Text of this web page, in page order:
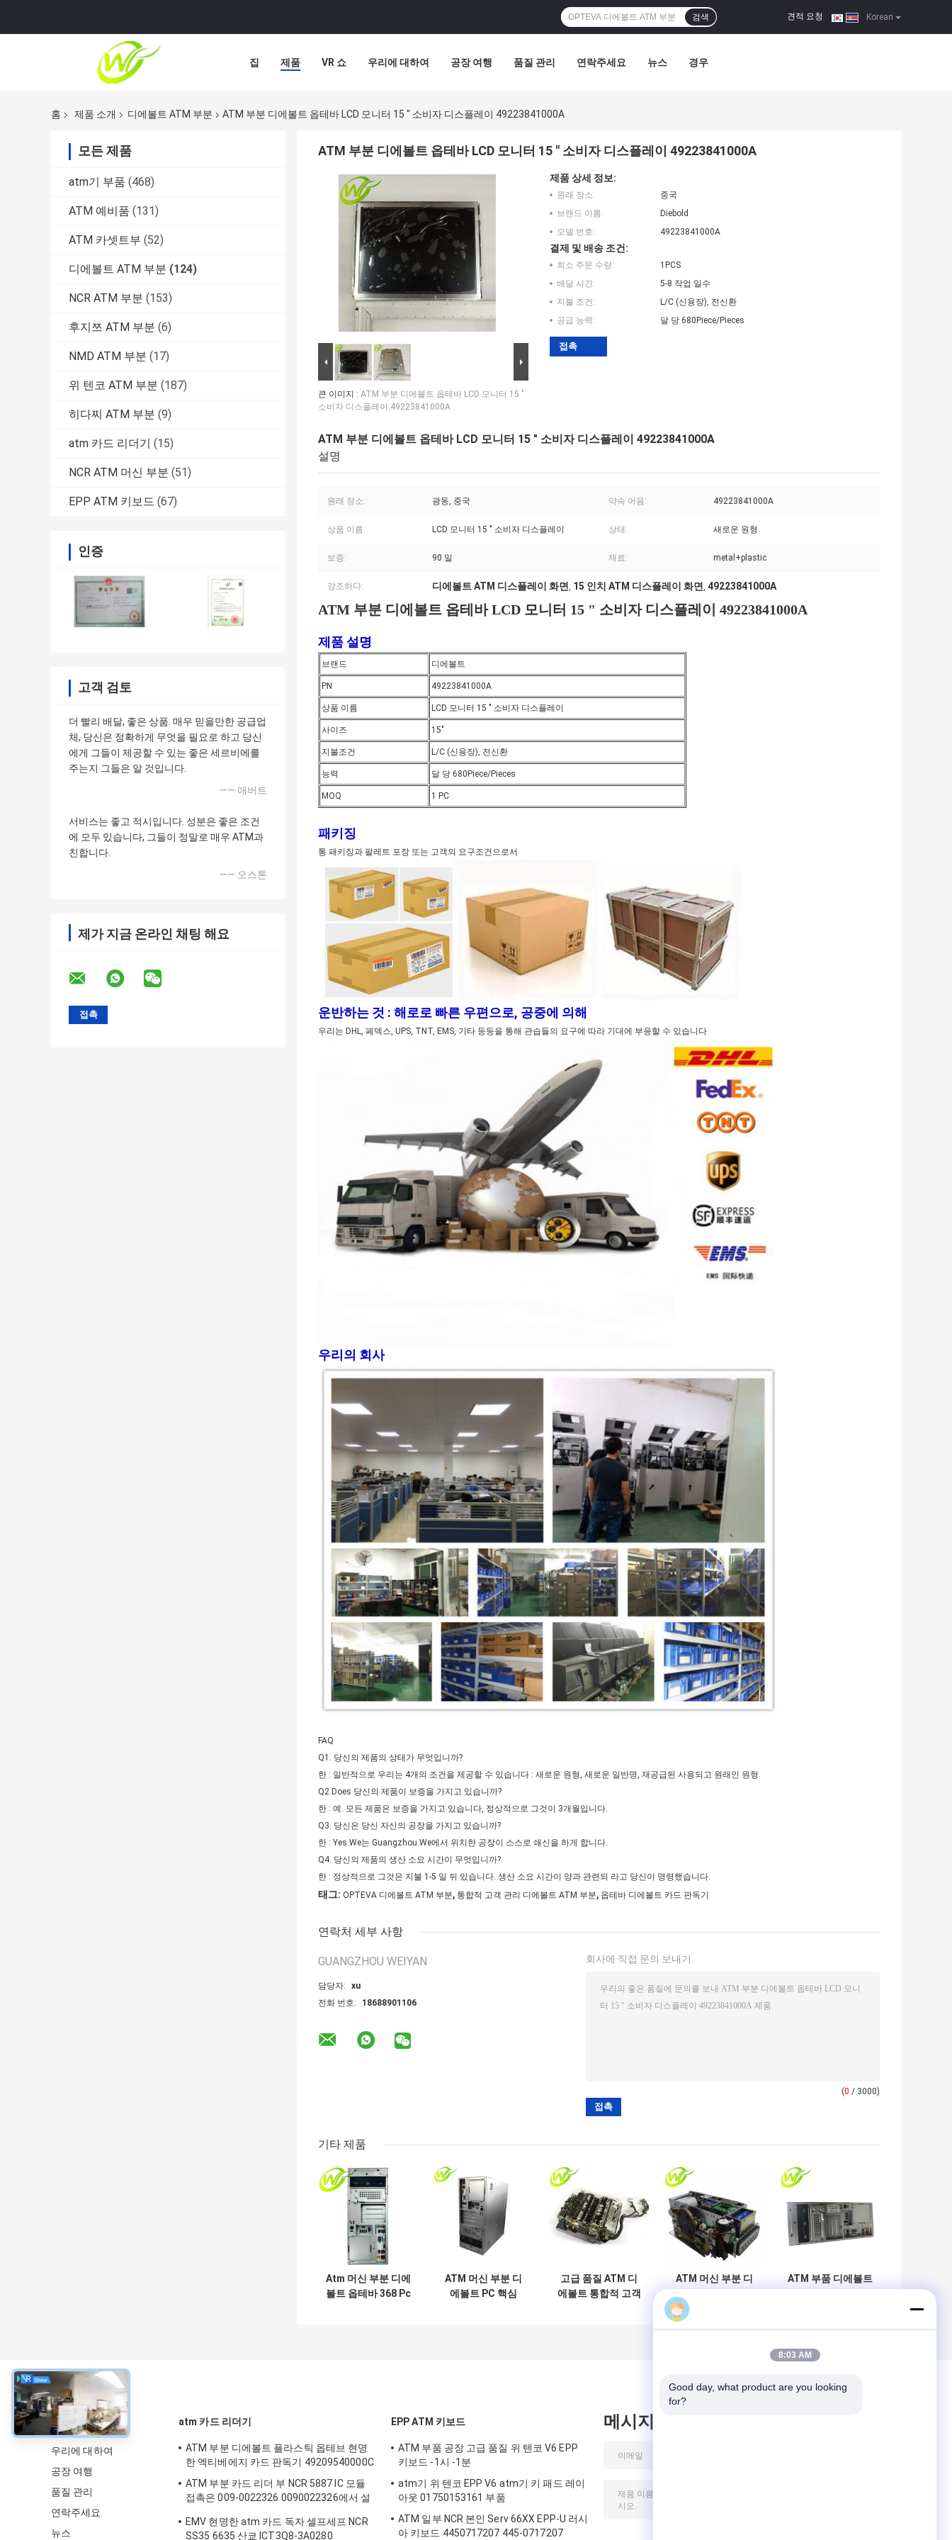
Korean
견적 요청 |
검색
집 제품 VR 쇼 우리에 대하여 공장 여행 품질 관리 연락주세요 뉴스 경우
홈 제품 소개 디에볼트 ATM 부분 ATM 부분 디에볼트 옵테바 LCD 모니터 15 " 소비자 디스플레이 49223841000A
모든 제품
atm기 부품 (468)
ATM 예비품 (131)
ATM 카셋트부 (52)
디에볼트 ATM 부분 (124)
NCR ATM 부분 (153)
후지쯔 ATM 부분 (6)
NMD ATM 부분 (17)
위 텐코 ATM 부분 (187)
히다찌 ATM 부분 (9)
atm 카드 리더기 (15)
NCR ATM 머신 부분 (51)
EPP ATM 키보드 (67)
인증
고객 검토
더 빨리 배달, 좋은 상품. 매우 믿을만한 공급업
체, 당신은 정확하게 무엇을 필요로 하고 당신
에게 그들이 제공할 수 있는 좋은 세르비에를
주는지 그들은 알 것입니다.
—— 애버트
서비스는 좋고 적시입니다. 성분은 좋은 조건
에 모두 있습니다, 그들이 정말로 매우 ATM과
친합니다.
—— 오스톤
제가 지금 온라인 채팅 해요
ATM 부분 디에볼트 옵테바 LCD 모니터 15 " 소비자 디스플레이 49223841000A
큰 이미지 : ATM 부분 디에볼트 옵테바 LCD 모니터 15 "
소비자 디스플레이 49223841000A
제품 상세 정보:
원래 장소:
중국
브랜드 이름:
Diebold
모델 번호:
49223841000A
결제 및 배송 조건:
최소 주문 수량:
1PCS
배달 시간:
5-8 작업 일수
지불 조건:
L/C (신용장), 전신환
공급 능력:
달 당 680Piece/Pieces
접촉
ATM 부분 디에볼트 옵테바 LCD 모니터 15 " 소비자 디스플레이 49223841000A
설명
원래 장소: 광동, 중국 약속 어음: 49223841000A
상품 이름: LCD 모니터 15 " 소비자 디스플레이 상태: 새로운 원형
보증: 90 일 재료: metal+plastic
강조하다: 디에볼트 ATM 디스플레이 화면, 15 인치 ATM 디스플레이 화면, 49223841000A
ATM 부분 디에볼트 옵테바 LCD 모니터 15 " 소비자 디스플레이 49223841000A
제품 설명
브랜드 디에볼트
PN 49223841000A
상품 이름 LCD 모니터 15 " 소비자 디스플레이
사이즈 15"
지불조건 L/C (신용장), 전신환
능력 달 당 680Piece/Pieces
MOQ 1 PC
패키징
통 패키징과 팔레트 포장 또는 고객의 요구조건으로서
운반하는 것 : 해로로 빠른 우편으로, 공중에 의해
우리는 DHL, 페덱스, UPS, TNT, EMS, 기타 등등을 통해 관습들의 요구에 따라 기대에 부응할 수 있습니다
우리의 회사
FAQ
Q1. 당신의 제품의 상태가 무엇입니까?
한 : 일반적으로 우리는 4개의 조건을 제공할 수 있습니다 : 새로운 원형, 새로운 일반명, 재공급된 사용되고 원래인 원형.
Q2.Does 당신의 제품이 보증을 가지고 있습니까?
한 : 예. 모든 제품은 보증을 가지고 있습니다, 정상적으로 그것이 3개월입니다.
Q3. 당신은 당신 자신의 공장을 가지고 있습니까?
한 : Yes.We는 Guangzhou.We에서 위치한 공장이 스스로 쇄신을 하게 합니다.
Q4. 당신의 제품의 생산 소요 시간이 무엇입니까?
한 : 정상적으로 그것은 지불 1-5 일 뒤 있습니다. 생산 소요 시간이 양과 관련되 라고 당신이 명령했습니다.
태그: OPTEVA 디에볼트 ATM 부분, 통합적 고객 관리 디에볼트 ATM 부분, 옵테바 디에볼트 카드 판독기
연락처 세부 사항
GUANGZHOU WEIYAN
담당자:
xu
전화 번호:
18688901106
회사에 직접 문의 보내기
(0 / 3000)
기타 제품
Atm 머신 부분 디에
볼트 옵테바 368 Pc
ATM 머신 부분 디
에볼트 PC 핵심
고급 품질 ATM 디
에볼트 통합적 고객
ATM 머신 부분 디
바 카드 판독기
49209540000D
ATM 부품 디에볼트
약
우리에 대하여
공장 여행
품질 관리
연락주세요
뉴스
atm 카드 리더기
ATM 부분 디에볼트 플라스틱 옵테브 현명
한 엑티베에지 카드 판독기 49209540000C
ATM 부분 카드 리더 부 NCR 5887 IC 모듈
접촉은 009-0022326 0090022326에서 설
EMV 현명한 atm 카드 독자 셀프세프 NCR
SS35 6635 산쿄 ICT3Q8-3A0280
EPP ATM 키보드
ATM 부품 공장 고급 품질 위 텐코 V6 EPP
키보드 -1시 -1분
atm기 위 텐코 EPP V6 atm기 키 패드 레이
아웃 01750153161 부품
ATM 일부 NCR 본인 Serv 66XX EPP-U 러시
아 키보드 4450717207 445-0717207
메시지를 남겨주세요
8:03 AM
Good day, what product are you looking
for?